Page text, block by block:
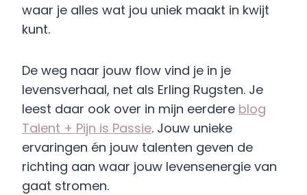
waar je alles wat jou uniek maakt in kwijt
kunt.
De weg naar jouw flow vind je in je
levensverhaal, net als Erling Rugsten. Je
leest daar ook over in mijn eerdere blog
Talent + Pijn is Passie. Jouw unieke
ervaringen én jouw talenten geven de
richting aan waar jouw levensenergie van
gaat stromen.